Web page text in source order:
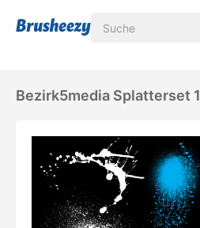
Bezirk5media Splatterset 1